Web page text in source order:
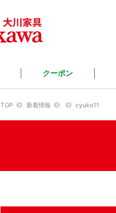
クーポン
TOP 新着情報 cyuko11